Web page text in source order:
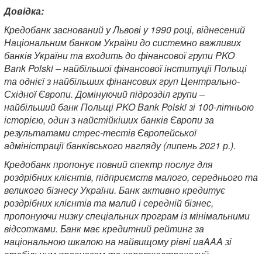
Довідка:
Кредобанк заснований у Львові у 1990 році, віднесений
Національним банком України до системно важливих
банків України та входить до фінансової групи PKO
Bank Polski – найбільшої фінансової інституції Польщі
та однієї з найбільших фінансових груп Центрально-
Східної Європи. Домінуючий підрозділ групи –
найбільший банк Польщі PKO Bank Polski зі 100-літньою
історією, один з найстійкіших банків Європи за
результатами стрес-тестів Європейської
адміністрації банківського нагляду (липень 2021 р.).
Кредобанк пропонує повний спектр послуг для
роздрібних клієнтів, підприємств малого, середнього та
великого бізнесу України. Банк активно кредитує
роздрібних клієнтів та малий і середній бізнес,
пропонуючи низку спеціальних програм із мінімальними
відсотками. Банк має кредитний рейтинг за
національною шкалою на найвищому рівні uaAAA зі